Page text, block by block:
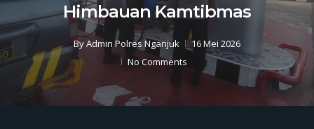
Himbauan Kamtibmas
ByAdmin Polres Nganjuk
16 Mei 2026
No Comments